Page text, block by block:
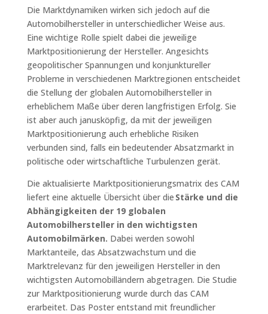
Die Marktdynamiken wirken sich jedoch auf die
Automobilhersteller in unterschiedlicher Weise aus.
Eine wichtige Rolle spielt dabei die jeweilige
Marktpositionierung der Hersteller. Angesichts
geopolitischer Spannungen und konjunktureller
Probleme in verschiedenen Marktregionen entscheidet
die Stellung der globalen Automobilhersteller in
erheblichem Maße über deren langfristigen Erfolg. Sie
ist aber auch janusköpfig, da mit der jeweiligen
Marktpositionierung auch erhebliche Risiken
verbunden sind, falls ein bedeutender Absatzmarkt in
politische oder wirtschaftliche Turbulenzen gerät.
Die aktualisierte Marktpositionierungsmatrix des CAM
liefert eine aktuelle Übersicht über die Stärke und die
Abhängigkeiten der 19 globalen
Automobilhersteller in den wichtigsten
Automobilmärken. Dabei werden sowohl
Marktanteile, das Absatzwachstum und die
Marktrelevanz für den jeweiligen Hersteller in den
wichtigsten Automobilländern abgetragen. Die Studie
zur Marktpositionierung wurde durch das CAM
erarbeitet. Das Poster entstand mit freundlicher